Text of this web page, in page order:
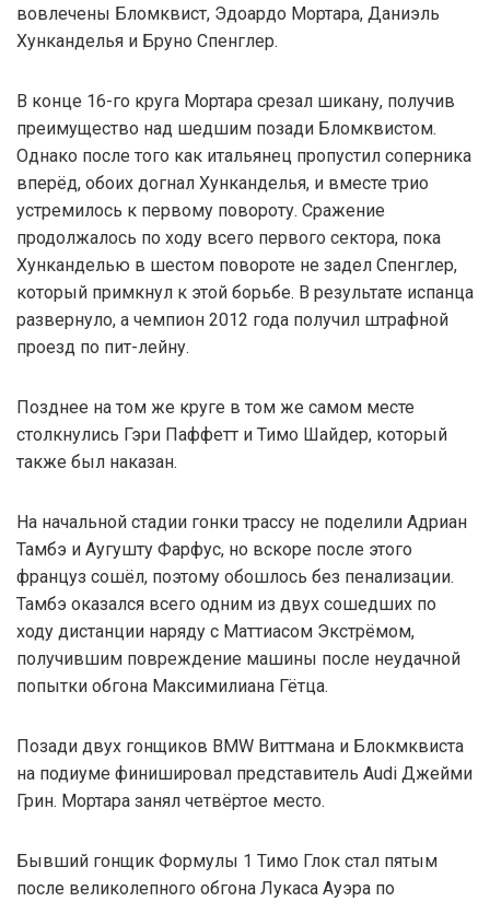
вовлечены Бломквист, Эдоардо Мортара, Даниэль
Хунканделья и Бруно Спенглер.
В конце 16-го круга Мортара срезал шикану, получив
преимущество над шедшим позади Бломквистом.
Однако после того как итальянец пропустил соперника
вперёд, обоих догнал Хунканделья, и вместе трио
устремилось к первому повороту. Сражение
продолжалось по ходу всего первого сектора, пока
Хунканделью в шестом повороте не задел Спенглер,
который примкнул к этой борьбе. В результате испанца
развернуло, а чемпион 2012 года получил штрафной
проезд по пит-лейну.
Позднее на том же круге в том же самом месте
столкнулись Гэри Паффетт и Тимо Шайдер, который
также был наказан.
На начальной стадии гонки трассу не поделили Адриан
Тамбэ и Аугушту Фарфус, но вскоре после этого
француз сошёл, поэтому обошлось без пенализации.
Тамбэ оказался всего одним из двух сошедших по
ходу дистанции наряду с Маттиасом Экстрёмом,
получившим повреждение машины после неудачной
попытки обгона Максимилиана Гётца.
Позади двух гонщиков BMW Виттмана и Блокмквиста
на подиуме финишировал представитель Audi Джейми
Грин. Мортара занял четвёртое место.
Бывший гонщик Формулы 1 Тимо Глок стал пятым
после великолепного обгона Лукаса Ауэра по